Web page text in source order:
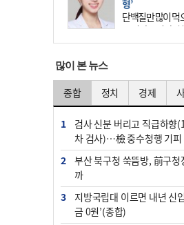
형’
단백질만 많이 먹
즘 건강을 이야기
키워드가 단백질
많이 본 뉴스
종합 정치 경제
1
검사 신분 버리고 직급하향
차 검사)…檢 중수청행 기피
2
부산 북구청 쑥뜸방, 前구청
까
3
지방국립대 이르면 내년 신
금 0원’(종합)